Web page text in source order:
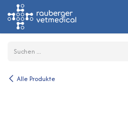
Zum Inhalt springen
Alle Produkte